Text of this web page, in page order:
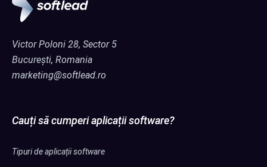
Victor Poloni 28, Sector 5
București, Romania
marketing@softlead.ro
Cauți să cumperi aplicații software?
Tipuri de aplicații software